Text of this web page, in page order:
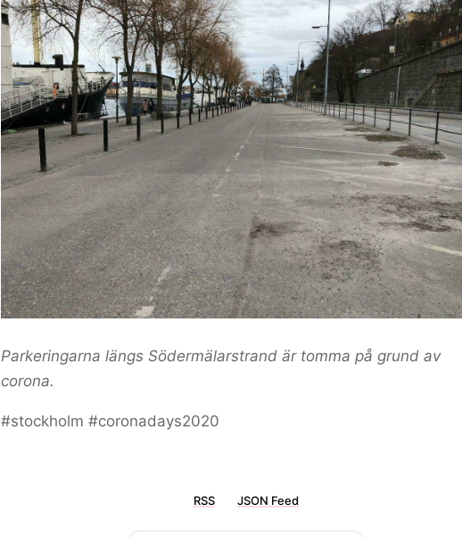
Parkeringarna längs Södermälarstrand är tomma på grund av
corona.
#stockholm #coronadays2020
RSS JSON Feed